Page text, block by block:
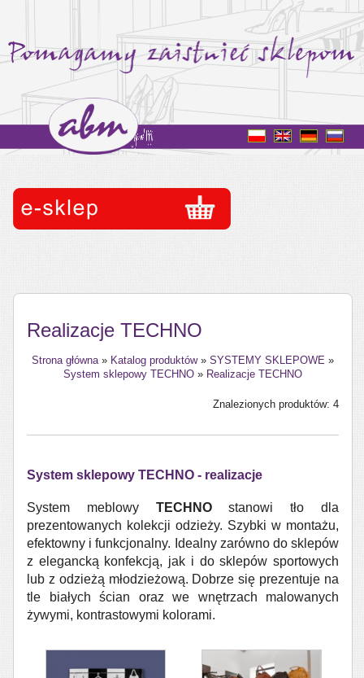
Realizacje TECHNO
Strona główna» Katalog produktów» SYSTEMY SKLEPOWE »
System sklepowy TECHNO » Realizacje TECHNO
Znalezionych produktów: 4
System sklepowy TECHNO - realizacje
System meblowy TECHNOstanowi tło dla
prezentowanych kolekcji odzieży. Szybki w montażu,
efektowny i funkcjonalny. Idealny zarówno do sklepów
z elegancką konfekcją, jak i do sklepów sportowych
lub z odzieżą młodzieżową. Dobrze się prezentuje na
tle białych ścian oraz we wnętrzach malowanych
żywymi, kontrastowymi kolorami.